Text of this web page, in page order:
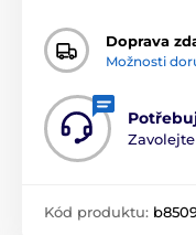
Doprava
Možnosti
Kód produktu: